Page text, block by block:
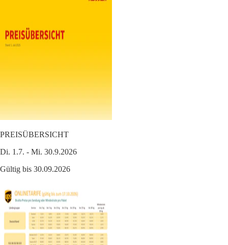
PREISÜBERSICHT
Di. 1.7. - Mi. 30.9.2026
Gültig bis 30.09.2026